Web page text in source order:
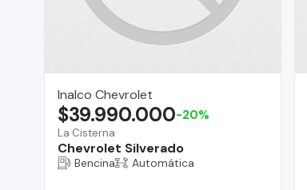
Inalco Chevrolet
La Cisterna
Chevrolet Silverado
$39.990.000-20%
Bencina Automática